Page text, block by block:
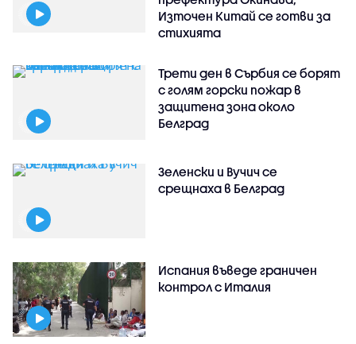
Източен Китай се готви за
стихията
Трети ден в Сърбия се борят
с голям горски пожар в
защитена зона около
Белград
Зеленски и Вучич се
срещнаха в Белград
Испания въведе граничен
контрол с Италия